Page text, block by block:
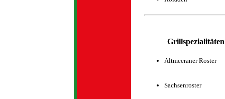
Grillspezialitäten
Altmeeraner Roster
Sachsenroster